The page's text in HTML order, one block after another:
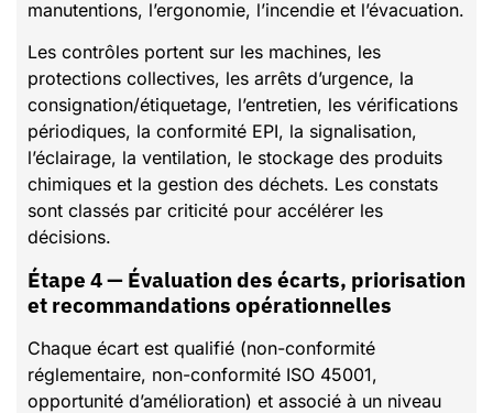
manutentions, l’ergonomie, l’incendie et l’évacuation.
Les contrôles portent sur les machines, les
protections collectives, les arrêts d’urgence, la
consignation/étiquetage, l’entretien, les vérifications
périodiques, la conformité EPI, la signalisation,
l’éclairage, la ventilation, le stockage des produits
chimiques et la gestion des déchets. Les constats
sont classés par criticité pour accélérer les
décisions.
Étape 4 — Évaluation des écarts, priorisation
et recommandations opérationnelles
Chaque écart est qualifié (non-conformité
réglementaire, non-conformité ISO 45001,
opportunité d’amélioration) et associé à un niveau